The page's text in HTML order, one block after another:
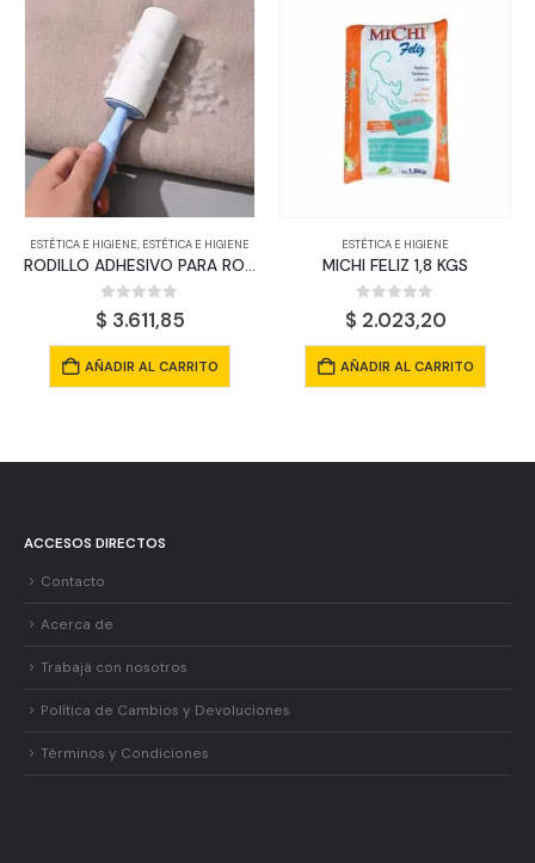
ESTÉTICA E HIGIENE, ESTÉTICA E HIGIENE
RODILLO ADHESIVO PARA ROPA
0 out of 5
$ 3.611,85
AÑADIR AL CARRITO
ESTÉTICA E HIGIENE
MICHI FELIZ 1,8 KGS
0out of 5
$ 2.023,20
AÑADIR AL CARRITO
ACCESOS DIRECTOS
Contacto
Acerca de
Trabajá con nosotros
Política de Cambios y Devoluciones
Términos y Condiciones